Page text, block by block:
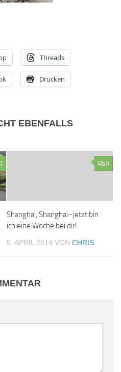
Threads
Drucken
EBENFALLS
0
Shanghai, Shanghai–jetzt bin
ich eine Woche bei dir!
5. APRIL 2014 VON CHRIS